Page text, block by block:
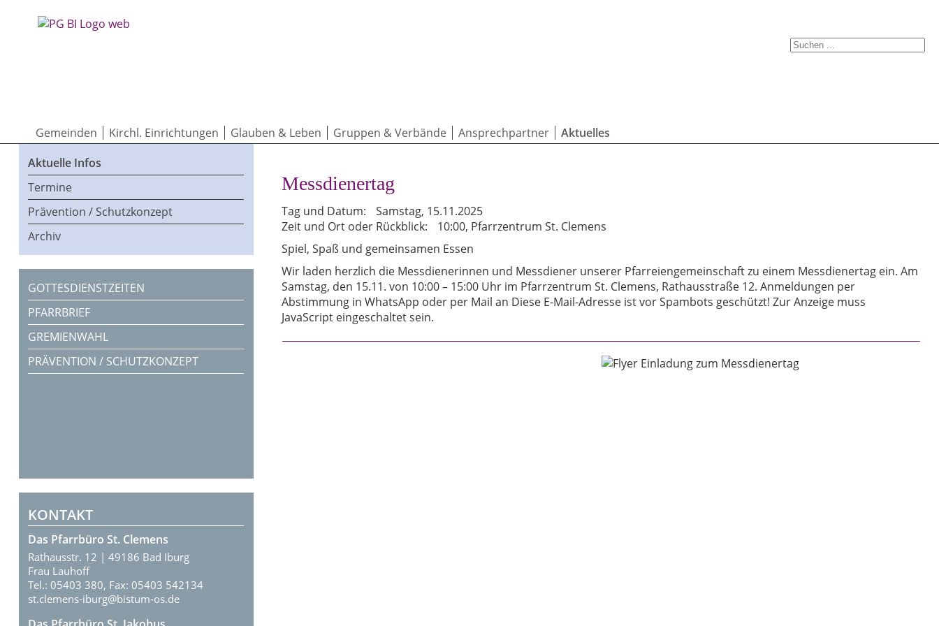
Gemeinden Kirchl. Einrichtungen Glauben & Leben Gruppen & Verbände Ansprechpartner
Aktuelles
Aktuelle Infos
Termine
Prävention / Schutzkonzept
Archiv
GOTTESDIENSTZEITEN
PFARRBRIEF
GREMIENWAHL
PRÄVENTION / SCHUTZKONZEPT
Messdienertag
Tag und Datum:
Samstag, 15.11.2025
Zeit und Ort oder Rückblick:
10:00, Pfarrzentrum St. Clemens
Spiel, Spaß und gemeinsamen Essen
Wir laden herzlich die Messdienerinnen und Messdiener unserer Pfarreiengemeinschaft zu einem Messdienertag ein. Am
Samstag, den 15.11. von 10:00 – 15:00 Uhr im Pfarrzentrum St. Clemens, Rathausstraße 12. Anmeldungen per
Abstimmung in WhatsApp oder per Mail an Diese E-Mail-Adresse ist vor Spambots geschützt! Zur Anzeige muss
JavaScript eingeschaltet sein.
KONTAKT
Das Pfarrbüro St. Clemens
Rathausstr. 12 | 49186 Bad Iburg
Frau Lauhoff
Tel.: 05403 380, Fax: 05403 542134
st.clemens-iburg@bistum-os.de